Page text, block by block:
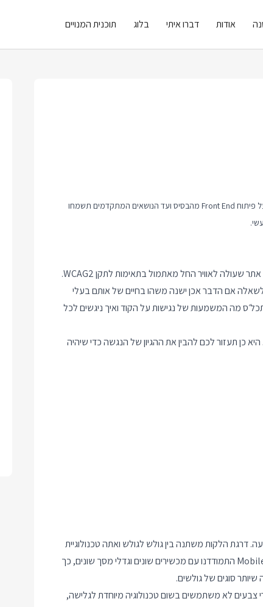
אודות דברו איתי בלוג תוכנית המנויים
פוסט זה כולל טיפ קצר בנושא פיתוח Front End. אם אתם רוצים ללמוד יותר לעומק על פיתוח Front End מהבסיס ועד הנושאים המתקדמים תשמחו
אתמול נכנס לתוקפו השלב הראשון בחוק הנגשת האתרים החדש שמחייב כל אתר שעולה לאוויר החל מאתמול בתאימות לתקן WCAG2.
(כמעט 500 עמודים באנגלית) או לשאלה אם הדבר אכן ישנה משהו בחיים של אותם בעלי
מה המשמעות של נגישות על הקוד ואיך ניגשים לכל
כן תעזור לכם להבין את ההגיון של הנגשה כדי שיהיה
דרגת הלקות משתנה בין גולש לגולש ואתה טכנולוגיית
הנגישות המתאימה וההתאמות שיש לבצע באתר. כשם שבהתאמת האתר ל Mobile התמודדנו עם מכשירים שונים וגדלי מסך שונים, כך
סוגים של גולשים.
צבעים לא משתמשים בשום טכנולוגיה מיוחדת לגלישה,